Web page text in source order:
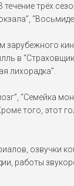
трёх
в
лихорадка”.
“Семейка
того, этот
озвучки
работы